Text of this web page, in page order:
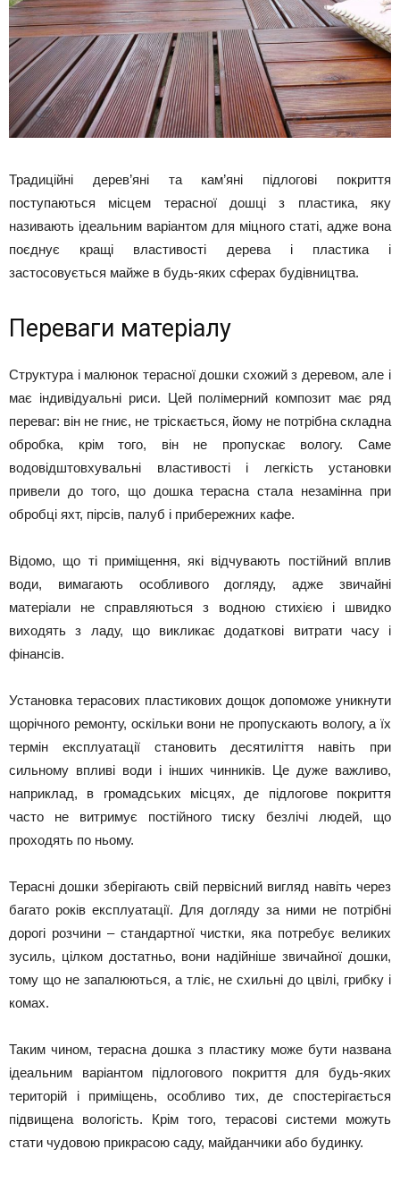
Традиційні дерев’яні та кам’яні підлогові покриття
поступаються місцем терасної дошці з пластика, яку
називають ідеальним варіантом для міцного статі, адже вона
поєднує кращі властивості дерева і пластика і
застосовується майже в будь-яких сферах будівництва.
Переваги матеріалу
Структура і малюнок терасної дошки схожий з деревом, але і
має індивідуальні риси. Цей полімерний композит має ряд
переваг: він не гниє, не тріскається, йому не потрібна складна
обробка, крім того, він не пропускає вологу. Саме
водовідштовхувальні властивості і легкість установки
привели до того, що дошка терасна стала незамінна при
обробці яхт, пірсів, палуб і прибережних кафе.
Відомо, що ті приміщення, які відчувають постійний вплив
води, вимагають особливого догляду, адже звичайні
матеріали не справляються з водною стихією і швидко
виходять з ладу, що викликає додаткові витрати часу і
фінансів.
Установка терасових пластикових дощок допоможе уникнути
щорічного ремонту, оскільки вони не пропускають вологу, а їх
термін експлуатації становить десятиліття навіть при
сильному впливі води і інших чинників. Це дуже важливо,
наприклад, в громадських місцях, де підлогове покриття
часто не витримує постійного тиску безлічі людей, що
проходять по ньому.
Терасні дошки зберігають свій первісний вигляд навіть через
багато років експлуатації. Для догляду за ними не потрібні
дорогі розчини – стандартної чистки, яка потребує великих
зусиль, цілком достатньо, вони надійніше звичайної дошки,
тому що не запалюються, а тліє, не схильні до цвілі, грибку і
комах.
Таким чином, терасна дошка з пластику може бути названа
ідеальним варіантом підлогового покриття для будь-яких
територій і приміщень, особливо тих, де спостерігається
підвищена вологість. Крім того, терасові системи можуть
стати чудовою прикрасою саду, майданчики або будинку.